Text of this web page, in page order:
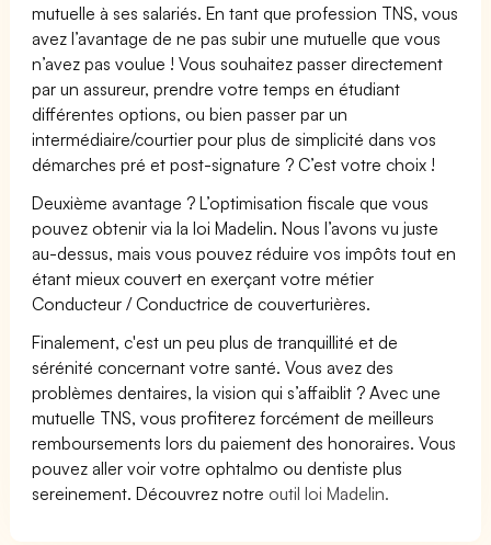
mutuelle à ses salariés. En tant que profession TNS, vous
avez l’avantage de ne pas subir une mutuelle que vous
n’avez pas voulue ! Vous souhaitez passer directement
par un assureur, prendre votre temps en étudiant
différentes options, ou bien passer par un
intermédiaire/courtier pour plus de simplicité dans vos
démarches pré et post-signature ? C’est votre choix !
Deuxième avantage ? L’optimisation fiscale que vous
pouvez obtenir via la loi Madelin. Nous l’avons vu juste
au-dessus, mais vous pouvez réduire vos impôts tout en
étant mieux couvert en exerçant votre métier
Conducteur / Conductrice de couverturières.
Finalement, c'est un peu plus de tranquillité et de
sérénité concernant votre santé. Vous avez des
problèmes dentaires, la vision qui s’affaiblit ? Avec une
mutuelle TNS, vous profiterez forcément de meilleurs
remboursements lors du paiement des honoraires. Vous
pouvez aller voir votre ophtalmo ou dentiste plus
sereinement. Découvrez notre outil loi Madelin.